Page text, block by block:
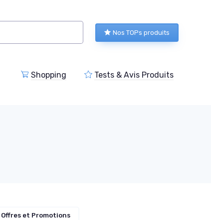
Nos TOPs produits
Shopping Tests & Avis Produits
Offres et Promotions